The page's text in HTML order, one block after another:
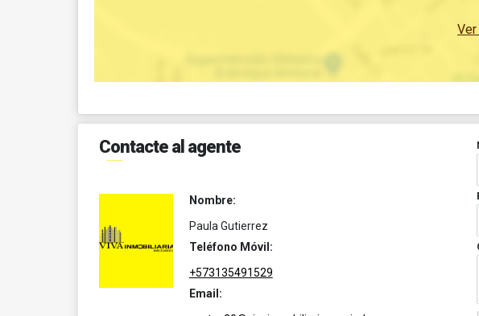
Contacte al agente
Nombre:
Paula Gutierrez
Teléfono Móvil:
+573135491529
Email: